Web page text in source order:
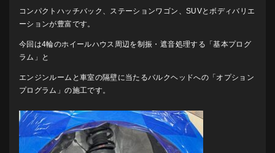
コンパクトハッチバック、ステーションワゴン、SUVとボディバリエ
ーションが豊富です。
今回は4輪のホイールハウス周辺を制振・遮音処理する「基本プログ
ラム」と
エンジンルームと車室の隔壁に当たるバルクヘッドへの「オプション
プログラム」の施工です。